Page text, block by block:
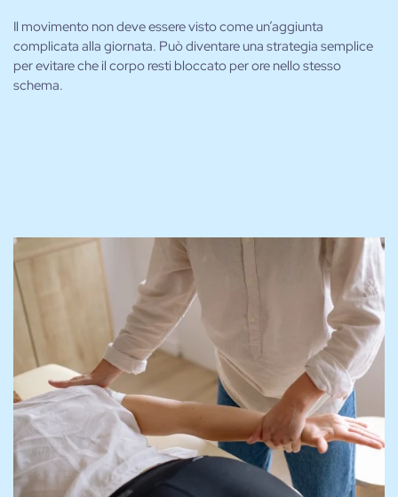
Il movimento non deve essere visto come un’aggiunta
complicata alla giornata. Può diventare una strategia semplice
per evitare che il corpo resti bloccato per ore nello stesso
schema.